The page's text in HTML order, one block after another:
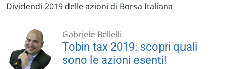
Dividendi 2019 delle azioni di Borsa Italiana
Gabriele Bellelli
Tobin tax 2019: scopri quali
sono le azioni esenti!